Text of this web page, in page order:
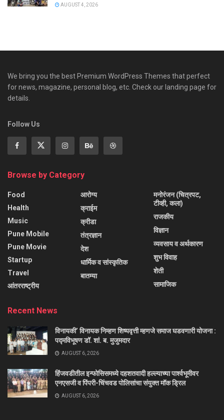
AUGUST 4, 2026
We bring you the best Premium WordPress Themes that perfect
for news, magazine, personal blog, etc. Check our landing page for
details.
Follow Us
Browse by Category
Food
Health
Music
Pune Mobile
Pune Movie
Startup
Travel
आंतरराष्ट्रीय
आरोग्य
क्राईम
क्रीडा
तंत्रज्ञान
देश
धार्मिक व सांस्कृतिक
बातम्या
मनोरंजन (चित्रपट,
टीव्ही, कला)
राजकीय
विज्ञान
व्यवसाय व अर्थकारण
शुभ विवाह
शेती
सामाजिक
Recent News
विनायकी’ विनायक निम्हण शिष्यवृत्ती म्हणजे समाज घडवणारी योजना :
पद्मविभूषण डॉ. शां. ब. मुजुमदार
AUGUST 6, 2026
हिंजवडीतील इन्फोसिसमध्ये दहशतवादी हल्ल्याच्या पार्श्वभूमीवर
एनएसजी व पिंपरी-चिंचवड पोलिसांचा संयुक्त मॉक ड्रिल
AUGUST 6, 2026